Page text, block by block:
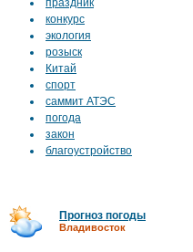
праздник
конкурс
экология
розыск
Китай
спорт
саммит АТЭС
погода
закон
благоустройство
Прогноз погоды
Владивосток